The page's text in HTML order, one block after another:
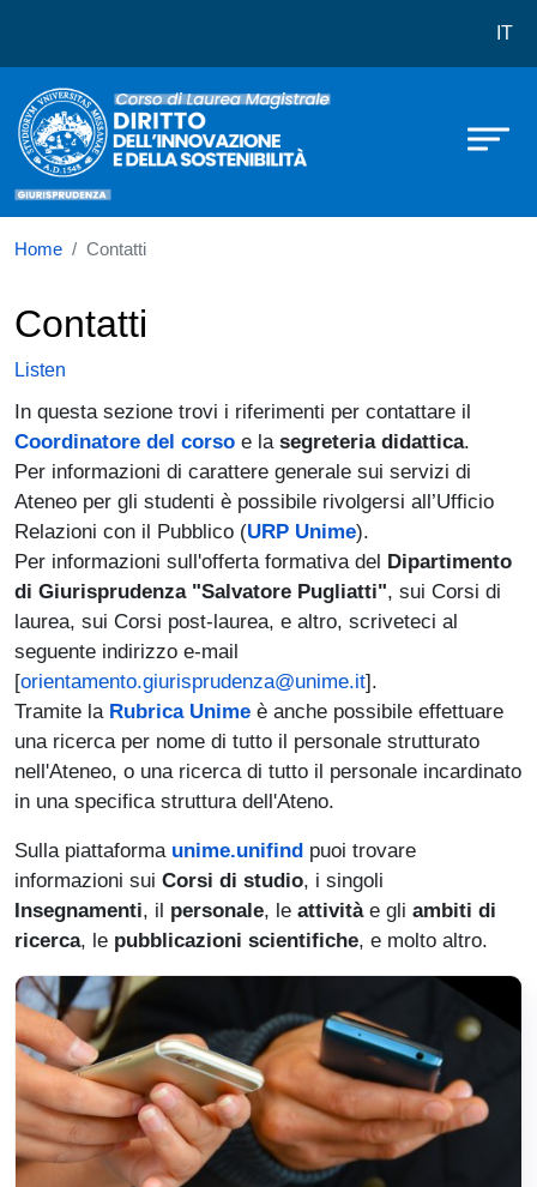
Corso di laurea in Diritto IT
Home Contatti
Contatti
Listen
In questa sezione trovi i riferimenti per contattare il
Coordinatore del corso e la segreteria didattica.
Per informazioni di carattere generale sui servizi di
Ateneo per gli studenti è possibile rivolgersi all’Ufficio
Relazioni con il Pubblico (URP Unime).
Per informazioni sull'offerta formativa del Dipartimento
di Giurisprudenza "Salvatore Pugliatti", sui Corsi di
laurea, sui Corsi post-laurea, e altro, scriveteci al
seguente indirizzo e-mail
[orientamento.giurisprudenza@unime.it].
Tramite la Rubrica Unime è anche possibile effettuare
una ricerca per nome di tutto il personale strutturato
nell'Ateneo, o una ricerca di tutto il personale incardinato
in una specifica struttura dell'Ateno.
Sulla piattaforma unime.unifind puoi trovare
informazioni sui Corsi di studio, i singoli
Insegnamenti, il personale, le attivitàe gli ambiti di
ricerca, le pubblicazioni scientifiche, e molto altro.
Immagine